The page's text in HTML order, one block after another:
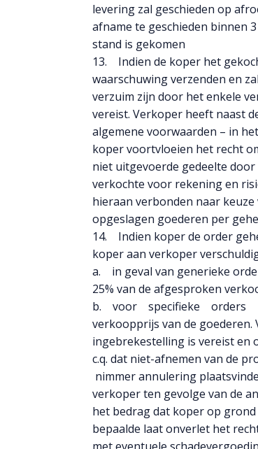
levering zal geschieden op
afname te geschieden binnen
stand is gekomen
13. Indien de koper het
waarschuwing verzenden en
verzuim zijn door het enkele
vereist. Verkoper heeft naast
algemene voorwaarden – in
koper voortvloeien het recht
niet uitgevoerde gedeelte
verkochte voor rekening en
hieraan verbonden naar
opgeslagen goederen per
14. Indien koper de order
koper aan verkoper
a. in geval van generieke
25% van de afgesproken
b. voor specifieke orders
verkoopprijs van de
ingebrekestelling is vereist en
c.q. dat niet-afnemen van de
nimmer annulering
verkoper ten gevolge van de
het bedrag dat koper op
bepaalde laat onverlet het